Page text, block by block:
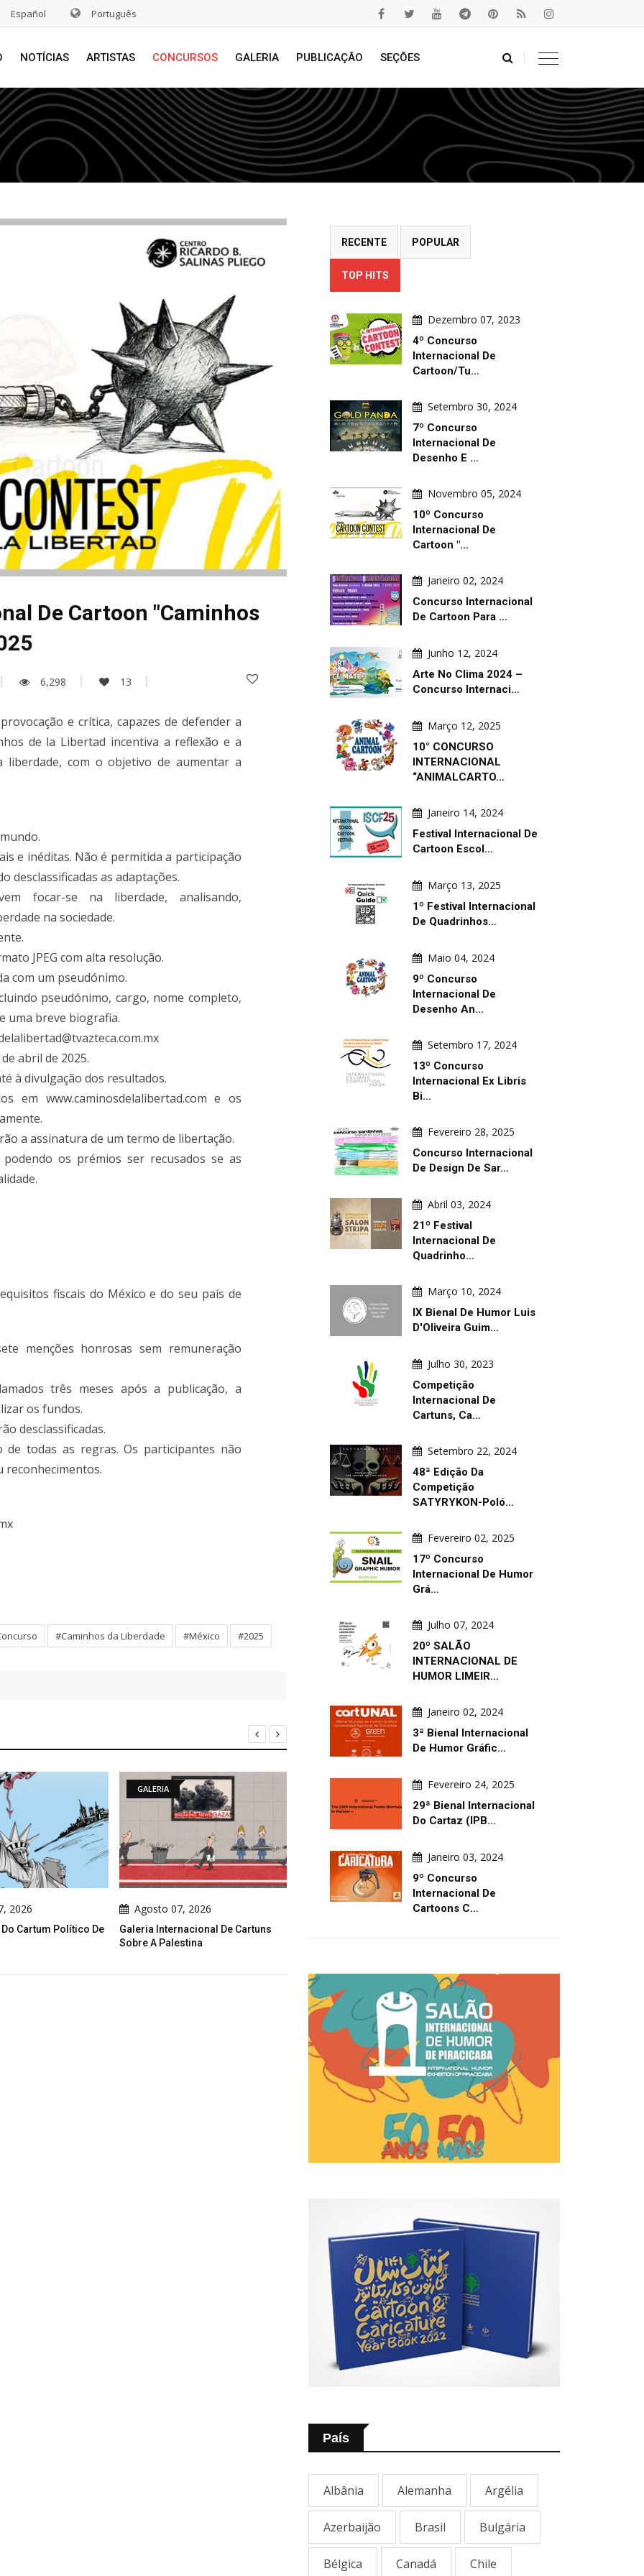
Español Português
NOTÍCIAS ARTISTAS CONCURSOS GALERIA PUBLICAÇÃO SEÇÕES
De Cartoon "Caminhos
6,298 13
e crítica, capazes de defender a
de la Libertad incentiva a reflexão e a
liberdade, com o objetivo de aumentar a
e inéditas. Não é permitida a participação
desclassificadas as adaptações.
focar-se na liberdade, analisando,
na sociedade.
JPEG com alta resolução.
com um pseudónimo.
pseudónimo, cargo, nome completo,
uma breve biografia.
abril de 2025.
à divulgação dos resultados.
em www.caminosdelalibertad.com e os
a assinatura de um termo de libertação.
os prémios ser recusados ​​se as
fiscais do México e do seu país de
menções honrosas sem remuneração
três meses após a publicação, a
os fundos.
desclassificadas.
de todas as regras. Os participantes não
reconhecimentos.
#Caminhos da Liberdade #México #2025
GALERIA
Agosto 07, 2026
Internacional De Cartuns
GALERIA
Agosto 07, 2026
Galeria De Cartuns Políticos De
Emad Hajjaj (Abu Mahjoob) –
ARTE DIÁRIA
Agosto 06, 2026
RECENTE POPULAR
TOP HITS
Dezembro 07, 2023
4º Concurso
Internacional De
Cartoon/Tu…
Setembro 30, 2024
7º Concurso
Internacional De
Desenho E …
Novembro 05, 2024
10º Concurso
Internacional De
Cartoon "…
Janeiro 02, 2024
Concurso Internacional
De Cartoon Para …
Junho 12, 2024
Arte No Clima 2024 –
Concurso Internaci…
Março 12, 2025
10° CONCURSO
INTERNACIONAL
“ANIMALCARTO…
Janeiro 14, 2024
Festival Internacional De
Cartoon Escol…
Março 13, 2025
1º Festival Internacional
De Quadrinhos…
Maio 04, 2024
9º Concurso
Internacional De
Desenho An…
Setembro 17, 2024
13º Concurso
Internacional Ex Libris
Bi…
Fevereiro 28, 2025
Concurso Internacional
De Design De Sar…
Abril 03, 2024
21º Festival
Internacional De
Quadrinho…
Março 10, 2024
IX Bienal De Humor Luis
D'Oliveira Guim…
Julho 30, 2023
Competição
Internacional De
Cartuns, Ca…
Setembro 22, 2024
48ª Edição Da
Competição
SATYRYKON-Poló…
Fevereiro 02, 2025
17º Concurso
Internacional De Humor
Grá…
Julho 07, 2024
20º SALÃO
INTERNACIONAL DE
HUMOR LIMEIR…
Janeiro 02, 2024
3ª Bienal Internacional
De Humor Gráfic…
Fevereiro 24, 2025
29ª Bienal Internacional
Do Cartaz (IPB…
Janeiro 03, 2024
9º Concurso
Internacional De
Cartoons C…
País
Albânia Alemanha Argélia
Azerbaijão Brasil Bulgária
Bélgica Canadá Chile